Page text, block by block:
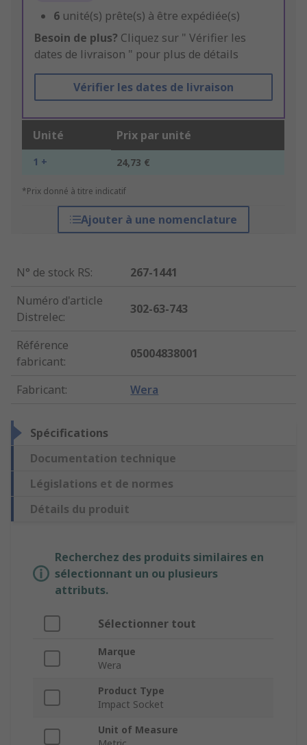
6 unité(s) prête(s) à être expédiée(s)
Besoin de plus? Cliquez sur " Vérifier les
dates de livraison " pour plus de détails
Vérifier les dates de livraison
Unité Prix par unité
1 + 24,73 €
*Prix donné à titre indicatif
Ajouter à une nomenclature
N° de stock RS:
267-1441
Numéro d'article
Distrelec:
302-63-743
Référence
fabricant:
05004838001
Fabricant: Wera
Spécifications
Documentation technique
Législations et de normes
Détails du produit
Recherchez des produits similaires en
sélectionnant un ou plusieurs
attributs.
Sélectionner tout
Marque
Wera
Product Type
Impact Socket
Unit of Measure